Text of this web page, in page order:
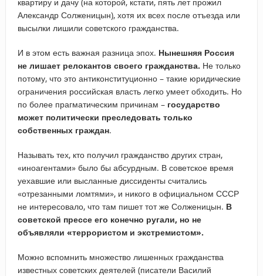
Александр Солженицын), хотя их всех после отъезда или
высылки лишили советского гражданства.
И в этом есть важная разница эпох. Нынешняя Россия
не лишает релокантов своего гражданства. Не только
потому, что это антиконституционно – такие юридические
ограничения российская власть легко умеет обходить. Но
по более прагматическим причинам – государство
может политически преследовать только
собственных граждан.
Называть тех, кто получил гражданство других стран,
«иноагентами» было бы абсурдным. В советское время
уехавшие или высланные диссиденты считались
«отрезанными ломтями», и никого в официальном СССР
не интересовало, что там пишет тот же Солженицын. В
советской прессе его конечно ругали, но не
объявляли «террористом и экстремистом».
Можно вспомнить множество лишенных гражданства
известных советских деятелей (писатели Василий